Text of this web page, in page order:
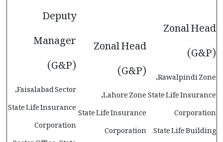
Zonal Head
(G&P)
Rawalpindi Zone,
State Life Insurance
Corporation
State Life Building
Zonal Head
(G&P)
Lahore Zone,
State Life Insurance
Corporation
Deputy
Manager
(G&P)
Faisalabad Sector,
State Life Insurance
Corporation